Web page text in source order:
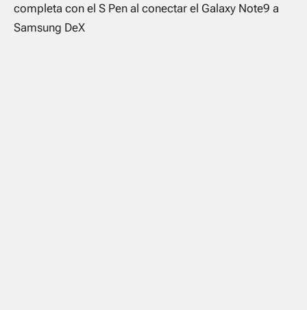
completa con el S Pen al conectar el Galaxy Note9 a
Samsung DeX